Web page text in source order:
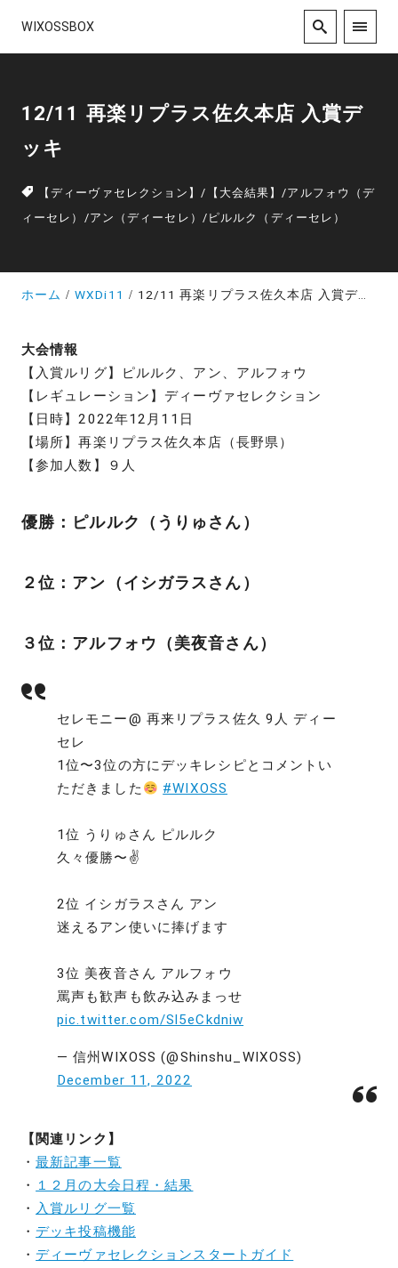
WIXOSSBOX
12/11 再楽リプラス佐久本店 入賞デ
ッキ
【ディーヴァセレクション】/ 【大会結果】/アルフォウ（デ
ィーセレ） /アン（ディーセレ） / ピルルク（ディーセレ）
ホーム WXDi11 12/11 再楽リプラス佐久本店 入賞デッキ
大会情報
【入賞ルリグ】ピルルク、アン、アルフォウ
【レギュレーション】ディーヴァセレクション
【日時】2022年12月11日
【場所】再楽リプラス佐久本店（長野県）
【参加人数】９人
優勝：ピルルク（うりゅさん）
２位：アン（イシガラスさん）
３位：アルフォウ（美夜音さん）
セレモニー@ 再来リプラス佐久 9人 ディー
セレ
1位〜3位の方にデッキレシピとコメントい
ただきました
#WIXOSS
1位 うりゅさん ピルルク
久々優勝〜✌️
2位 イシガラスさん アン
迷えるアン使いに捧げます
3位 美夜音さん アルフォウ
罵声も歓声も飲み込みまっせ
pic.twitter.com/Sl5eCkdniw
— 信州WIXOSS (@Shinshu_WIXOSS)
December 11, 2022
【関連リンク】
・最新記事一覧
・
１２月の大会日程・結果
・ 入賞ルリグ一覧
・ デッキ投稿機能
・ ディーヴァセレクションスタートガイド